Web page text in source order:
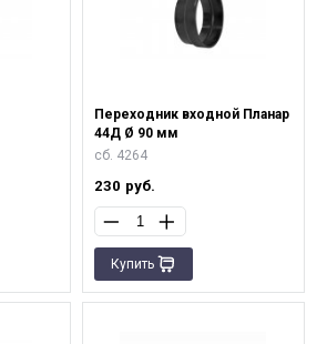
Переходник входной Планар
44Д Ø 90 мм
сб. 4264
230 руб.
Купить